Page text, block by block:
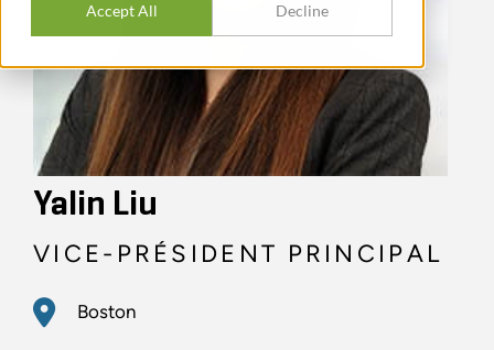
Accept All Decline
Yalin Liu
VICE-PRÉSIDENT PRINCIPAL
Boston